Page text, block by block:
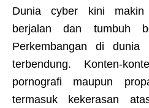
Dunia cyber kini makin
berjalan dan tumbuh
Perkembangan di dunia
terbendung. Konten-
pornografi maupun
termasuk kekerasan